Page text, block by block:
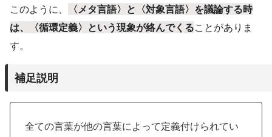
このように、
〈メタ言語〉と〈対象言語〉を議論する時
は、〈循環定義〉という現象が絡んでくることがありま
す。
補足説明
全ての言葉が他の言葉によって定義付けられてい